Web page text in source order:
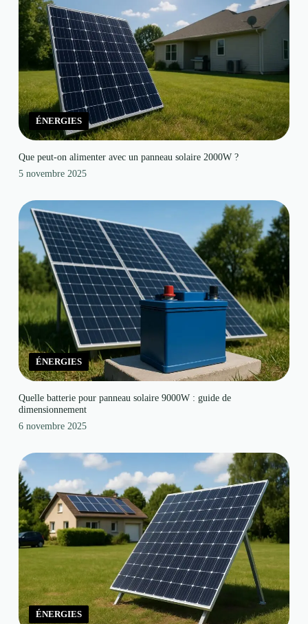
ÉNERGIES
Que peut-on alimenter avec un panneau solaire 2000W ?
5 novembre 2025
ÉNERGIES
Quelle batterie pour panneau solaire 9000W : guide de
dimensionnement
6 novembre 2025
ÉNERGIES